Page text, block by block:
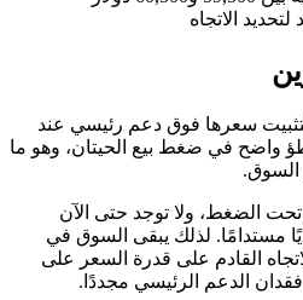
الاتجاه
لتثبيت سعرها فوق دعم رئيسي عند
واضح في ضغط بيع الحيتان، وهو ما
تحت الضغط، ولا توجد حتى الآن
مستدامًا. لذلك يبقى السوق في
القادم على قدرة السعر على
الدعم الرئيسي مجددًا.